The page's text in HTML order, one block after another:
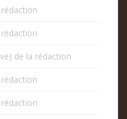
de la rédaction